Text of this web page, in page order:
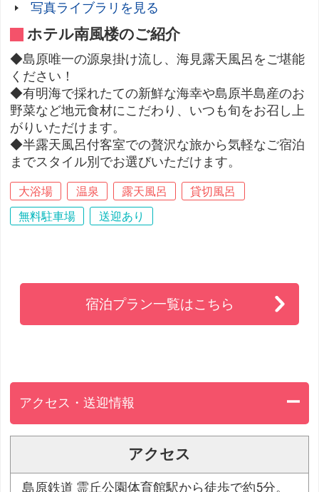
写真ライブラリを見る
ホテル南風楼のご紹介
◆島原唯一の源泉掛け流し、海見露天風呂をご堪能
ください！
◆有明海で採れたての新鮮な海幸や島原半島産のお
野菜など地元食材にこだわり、いつも旬をお召し上
がりいただけます。
◆半露天風呂付客室での贅沢な旅から気軽なご宿泊
までスタイル別でお選びいただけます。
大浴場 温泉 露天風呂
貸切風呂
無料駐車場
送迎あり
宿泊プラン一覧はこちら
アクセス・送迎情報
アクセス
島原鉄道 霊丘公園体育館駅から徒歩で約5分。